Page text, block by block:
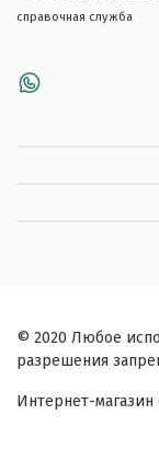
справочная служба
© 2020 Любое
разрешения
Интернет-магазин